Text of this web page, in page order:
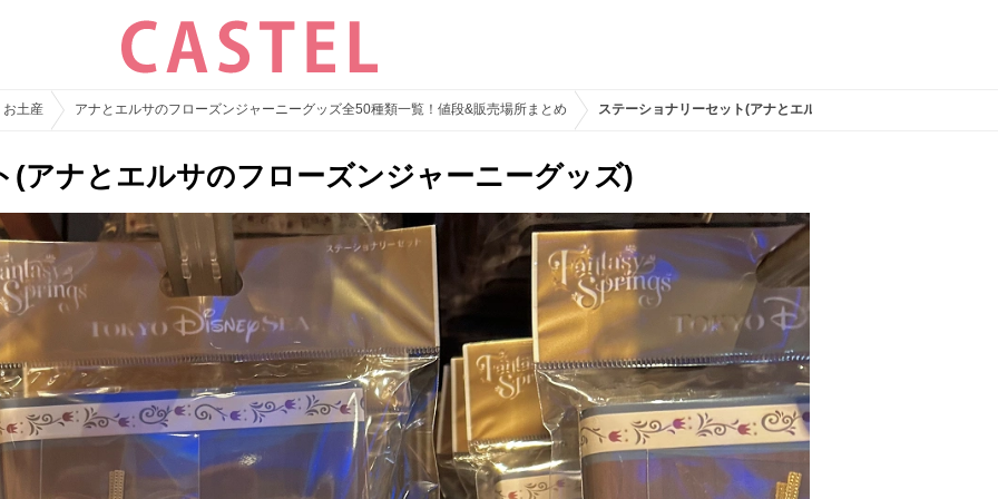
お土産 アナとエルサのフローズンジャーニーグッズ全50種類一覧！値段&販売場所まとめ ステーショナリーセット(アナとエルサのフローズンジャーニーグ
(アナとエルサのフローズンジャーニーグッズ)